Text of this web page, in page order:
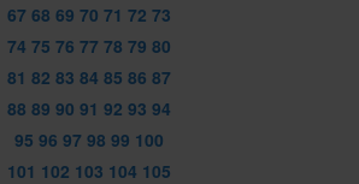
67 68 69 70 71 72 73
74 75 76 77 78 79 80
81 82 83 84 85 86 87
88 89 90 91 92 93 94
95 96 97 98 99 100
101 102 103 104 105